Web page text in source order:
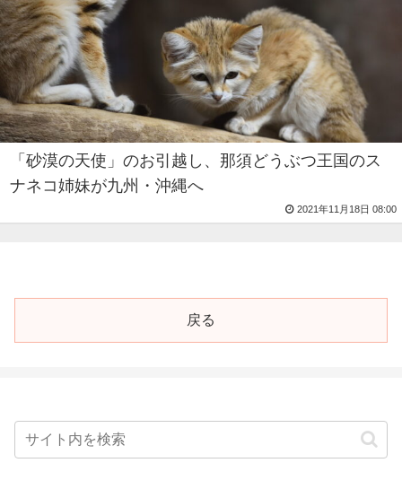
「砂漠の天使」のお引越し、那須どうぶつ王国のス
ナネコ姉妹が九州・沖縄へ
2021年11月18日 08:00
戻る